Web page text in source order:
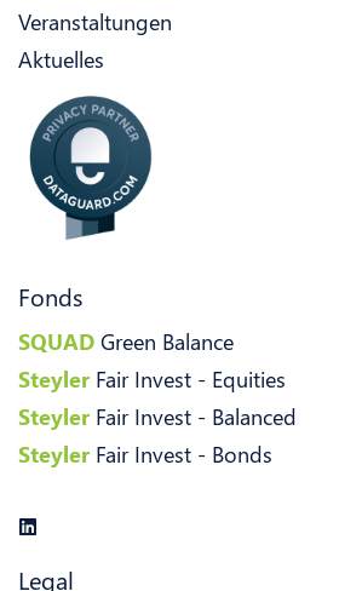
Veranstaltungen
Aktuelles
Fonds
SQUAD Green Balance
Steyler Fair Invest - Equities
Steyler Fair Invest - Balanced
Steyler Fair Invest - Bonds
Legal